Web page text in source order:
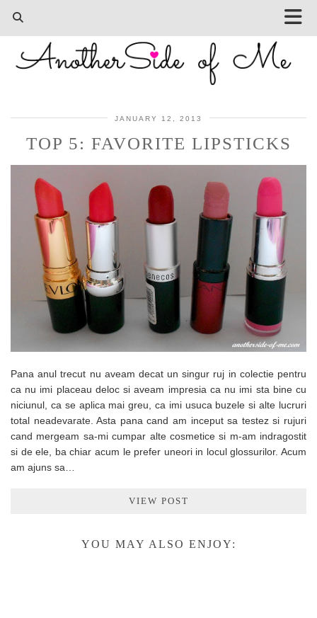
JANUARY 12, 2013
TOP 5: FAVORITE LIPSTICKS
Pana anul trecut nu aveam decat un singur ruj in colectie pentru
ca nu imi placeau deloc si aveam impresia ca nu imi sta bine cu
niciunul, ca se aplica mai greu, ca imi usuca buzele si alte lucruri
total neadevarate. Asta pana cand am inceput sa testez si rujuri
cand mergeam sa-mi cumpar alte cosmetice si m-am indragostit
si de ele, ba chiar acum le prefer uneori in locul glossurilor. Acum
am ajuns sa…
VIEW POST
YOU MAY ALSO ENJOY: